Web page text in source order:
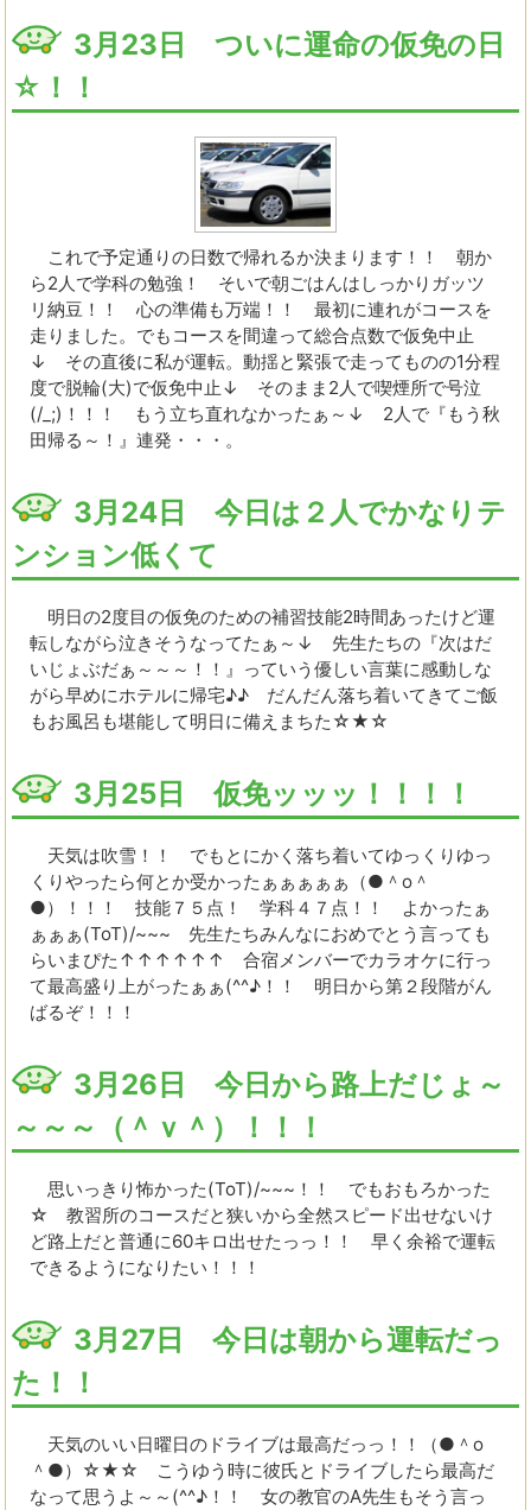
3月23日 ついに運命の仮免の日
☆！！
これで予定通りの日数で帰れるか決まります！！ 朝か
ら2人で学科の勉強！ そいで朝ごはんはしっかりガッツ
リ納豆！！ 心の準備も万端！！ 最初に連れがコースを
走りました。でもコースを間違って総合点数で仮免中止
↓ その直後に私が運転。動揺と緊張で走ってものの1分程
度で脱輪(大)で仮免中止↓ そのまま2人で喫煙所で号泣
(/_;)！！！ もう立ち直れなかったぁ～↓ 2人で『もう秋
田帰る～！』連発・・・。
3月24日 今日は２人でかなりテ
ンション低くて
明日の2度目の仮免のための補習技能2時間あったけど運
転しながら泣きそうなってたぁ～↓ 先生たちの『次はだ
いじょぶだぁ～～～！！』っていう優しい言葉に感動しな
がら早めにホテルに帰宅♪♪ だんだん落ち着いてきてご飯
もお風呂も堪能して明日に備えまちた☆★☆
3月25日 仮免ッッッ！！！！
天気は吹雪！！ でもとにかく落ち着いてゆっくりゆっ
くりやったら何とか受かったぁぁぁぁぁ（●＾o＾
●）！！！ 技能７５点！ 学科４７点！！ よかったぁ
ぁぁぁ(ToT)/~~~ 先生たちみんなにおめでとう言っても
らいまぴた↑↑↑↑↑↑ 合宿メンバーでカラオケに行っ
て最高盛り上がったぁぁ(^^♪！！ 明日から第２段階がん
ばるぞ！！！
3月26日 今日から路上だじょ～
～～～（＾ｖ＾）！！！
思いっきり怖かった(ToT)/~~~！！ でもおもろかった
☆ 教習所のコースだと狭いから全然スピード出せないけ
ど路上だと普通に60キロ出せたっっ！！ 早く余裕で運転
できるようになりたい！！！
3月27日 今日は朝から運転だっ
た！！
天気のいい日曜日のドライブは最高だっっ！！（●＾o
＾●）☆★☆ こうゆう時に彼氏とドライブしたら最高だ
なって思うよ～～(^^♪！！ 女の教官のA先生もそう言っ